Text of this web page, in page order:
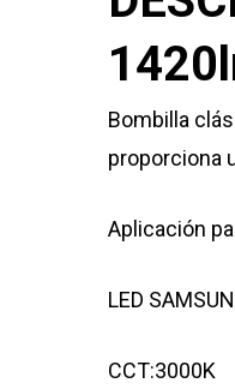
Bombilla
proporciona
Aplicación
LED
CCT:3000K